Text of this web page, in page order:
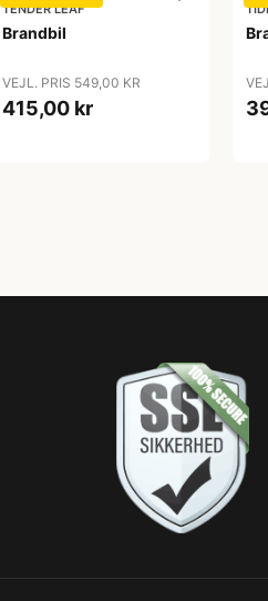
TENDER LEAF
Brandbil
VEJL. PRIS 549,00 KR
415,00 kr